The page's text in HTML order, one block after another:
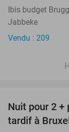
Ibis budget
Jabbeke
Vendu : 209
Nuit pour 2
tardif à